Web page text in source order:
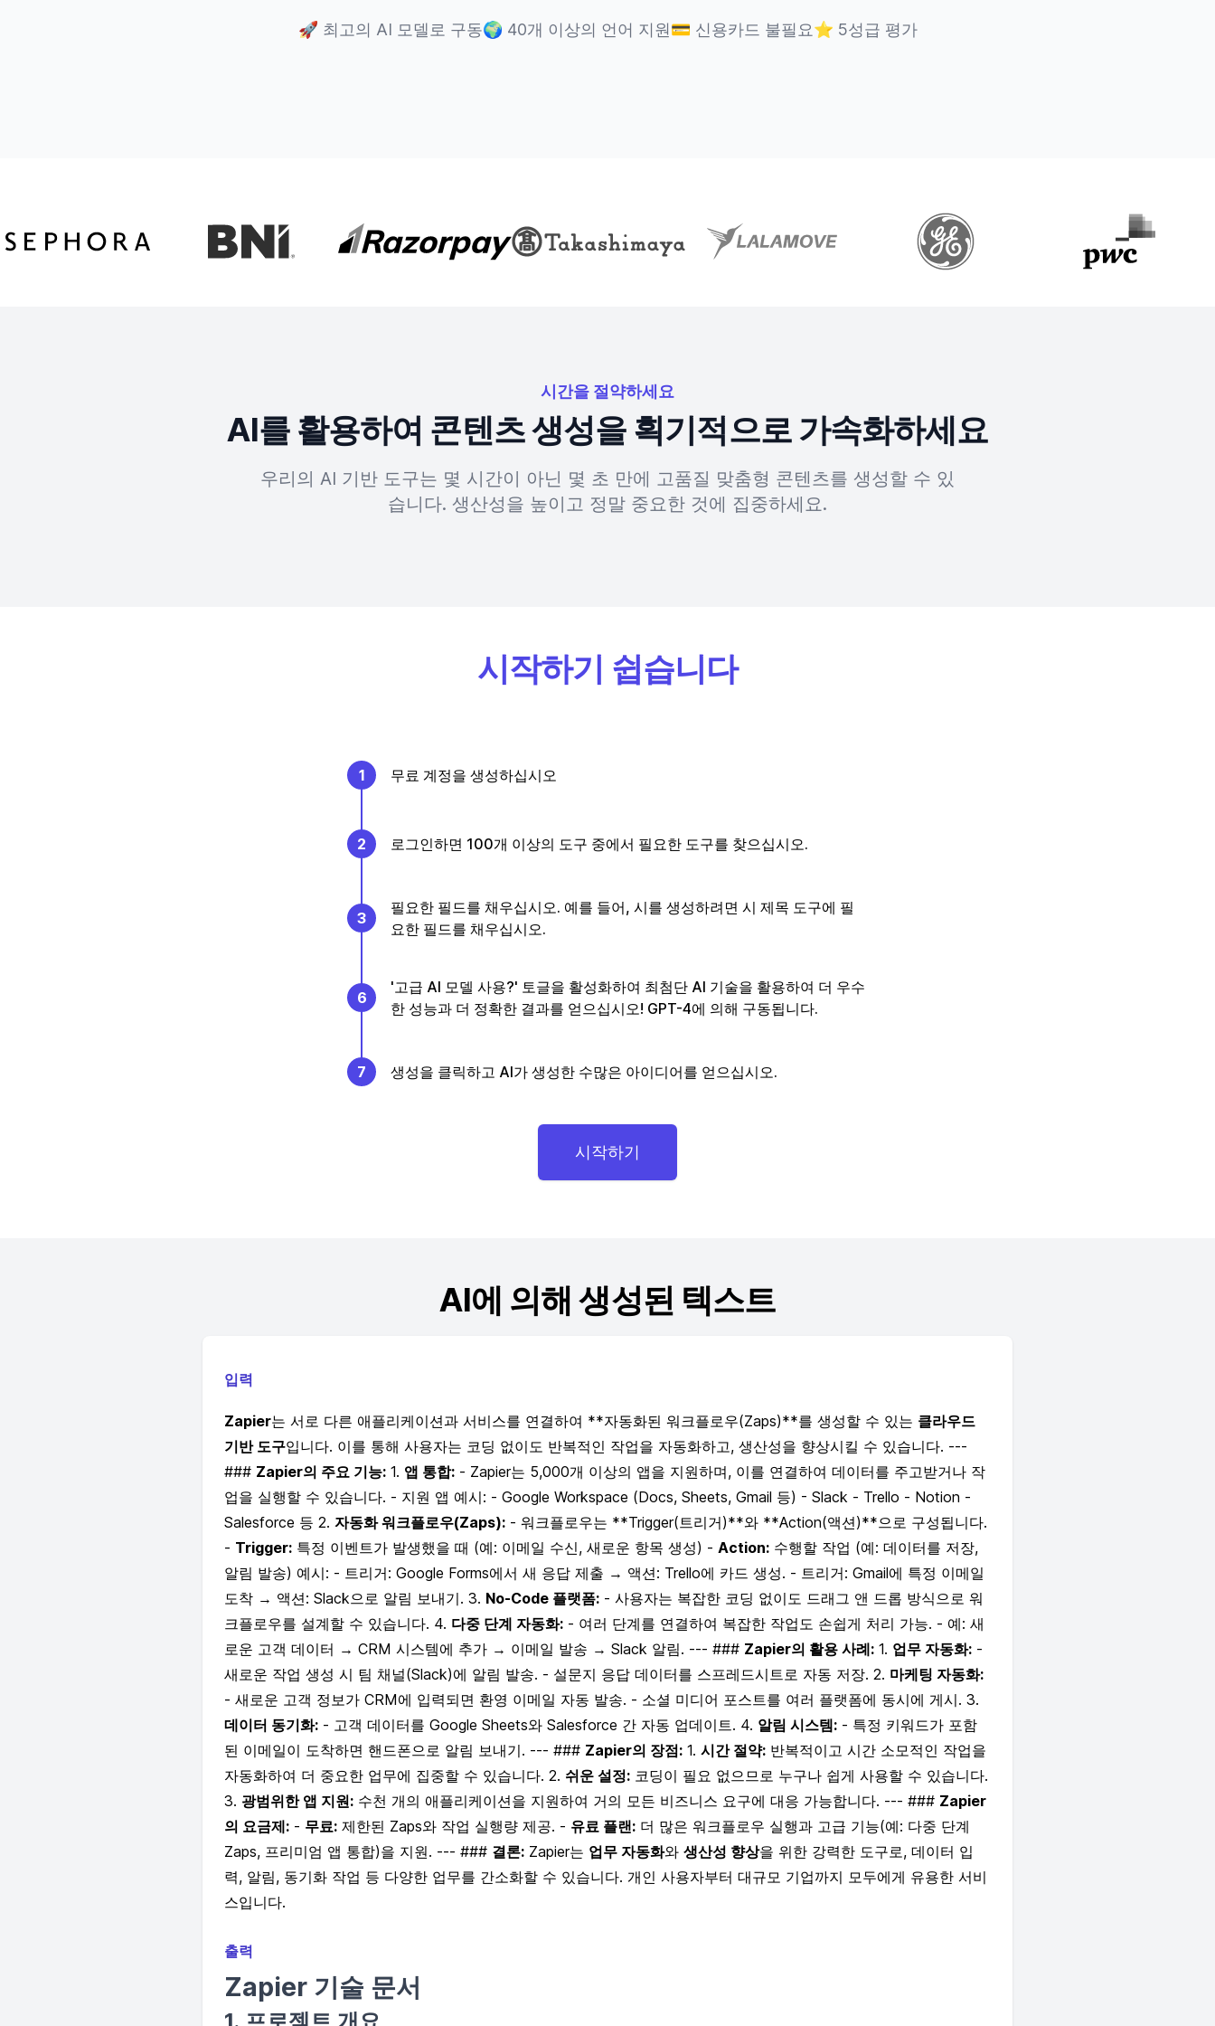
🚀 최고의 AI 모델로 구동🌍 40개 이상의 언어 지원💳 신용카드 불필요⭐ 5성급 평가
시간을 절약하세요
AI를 활용하여 콘텐츠 생성을 획기적으로 가속화하세요
우리의 AI 기반 도구는 몇 시간이 아닌 몇 초 만에 고품질 맞춤형 콘텐츠를 생성할 수 있
습니다. 생산성을 높이고 정말 중요한 것에 집중하세요.
시작하기 쉽습니다
1 무료 계정을 생성하십시오
2 로그인하면 100개 이상의 도구 중에서 필요한 도구를 찾으십시오.
3
필요한 필드를 채우십시오. 예를 들어, 시를 생성하려면 시 제목 도구에 필
요한 필드를 채우십시오.
6
'고급 AI 모델 사용?' 토글을 활성화하여 최첨단 AI 기술을 활용하여 더 우수
한 성능과 더 정확한 결과를 얻으십시오! GPT-4에 의해 구동됩니다.
7 생성을 클릭하고 AI가 생성한 수많은 아이디어를 얻으십시오.
시작하기
AI에 의해 생성된 텍스트
입력
Zapier는 서로 다른 애플리케이션과 서비스를 연결하여 **자동화된 워크플로우(Zaps)**를 생성할 수 있는 클라우드
기반 도구입니다. 이를 통해 사용자는 코딩 없이도 반복적인 작업을 자동화하고, 생산성을 향상시킬 수 있습니다. ---
### Zapier의 주요 기능: 1. 앱 통합: - Zapier는 5,000개 이상의 앱을 지원하며, 이를 연결하여 데이터를 주고받거나 작
업을 실행할 수 있습니다. - 지원 앱 예시: - Google Workspace (Docs, Sheets, Gmail 등) - Slack - Trello - Notion -
Salesforce 등 2. 자동화 워크플로우(Zaps): - 워크플로우는 **Trigger(트리거)**와 **Action(액션)**으로 구성됩니다.
- Trigger: 특정 이벤트가 발생했을 때 (예: 이메일 수신, 새로운 항목 생성) - Action: 수행할 작업 (예: 데이터를 저장,
알림 발송) 예시: - 트리거: Google Forms에서 새 응답 제출 → 액션: Trello에 카드 생성. - 트리거: Gmail에 특정 이메일
도착 → 액션: Slack으로 알림 보내기. 3. No-Code 플랫폼: - 사용자는 복잡한 코딩 없이도 드래그 앤 드롭 방식으로 워
크플로우를 설계할 수 있습니다. 4. 다중 단계 자동화: - 여러 단계를 연결하여 복잡한 작업도 손쉽게 처리 가능. - 예: 새
로운 고객 데이터 → CRM 시스템에 추가 → 이메일 발송 → Slack 알림. --- ### Zapier의 활용 사례: 1. 업무 자동화: -
새로운 작업 생성 시 팀 채널(Slack)에 알림 발송. - 설문지 응답 데이터를 스프레드시트로 자동 저장. 2. 마케팅 자동화:
- 새로운 고객 정보가 CRM에 입력되면 환영 이메일 자동 발송. - 소셜 미디어 포스트를 여러 플랫폼에 동시에 게시. 3.
데이터 동기화: - 고객 데이터를 Google Sheets와 Salesforce 간 자동 업데이트. 4. 알림 시스템: - 특정 키워드가 포함
된 이메일이 도착하면 핸드폰으로 알림 보내기. --- ### Zapier의 장점: 1. 시간 절약: 반복적이고 시간 소모적인 작업을
자동화하여 더 중요한 업무에 집중할 수 있습니다. 2. 쉬운 설정: 코딩이 필요 없으므로 누구나 쉽게 사용할 수 있습니다.
3. 광범위한 앱 지원: 수천 개의 애플리케이션을 지원하여 거의 모든 비즈니스 요구에 대응 가능합니다. --- ### Zapier
의 요금제: - 무료: 제한된 Zaps와 작업 실행량 제공. - 유료 플랜: 더 많은 워크플로우 실행과 고급 기능(예: 다중 단계
Zaps, 프리미엄 앱 통합)을 지원. --- ### 결론: Zapier는 업무 자동화와 생산성 향상을 위한 강력한 도구로, 데이터 입
력, 알림, 동기화 작업 등 다양한 업무를 간소화할 수 있습니다. 개인 사용자부터 대규모 기업까지 모두에게 유용한 서비
스입니다.
출력
Zapier 기술 문서